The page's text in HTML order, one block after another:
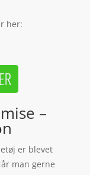
her:
–
er blevet
man gerne